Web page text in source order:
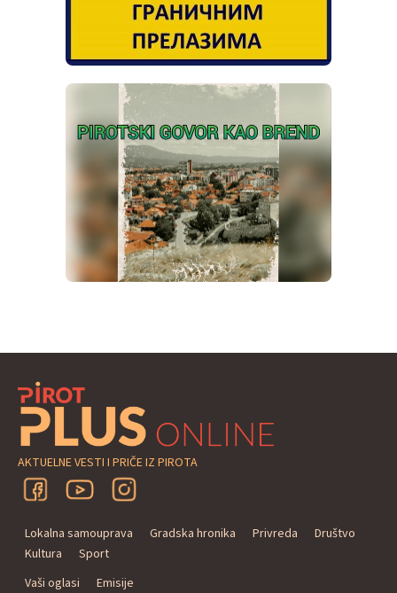
AKTUELNE VESTI I PRIČE IZ PIROTA
Lokalna samouprava Gradska hronika Privreda
Društvo
Kultura
Sport
Vaši oglasi
Emisije